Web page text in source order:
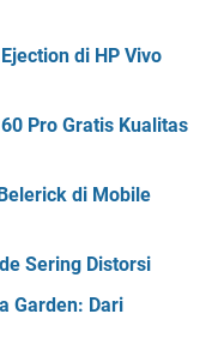
di HP Vivo
Pro Gratis Kualitas
di Mobile
Sering Distorsi
Garden: Dari